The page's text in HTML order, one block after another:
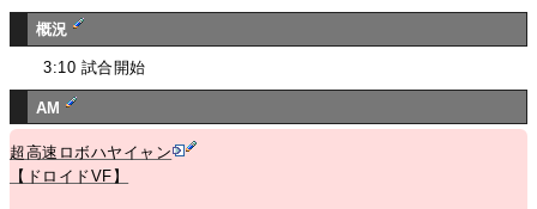
概況
3:10 試合開始
AM
超高速ロボハヤイャン
【ドロイドVF】